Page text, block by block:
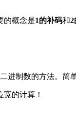
的概念是1的补码和2
制数的方法。简
的计算！